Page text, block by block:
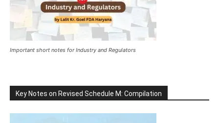
Important short notes for Industry and Regulators
Key Notes on Revised Schedule M: Compilation